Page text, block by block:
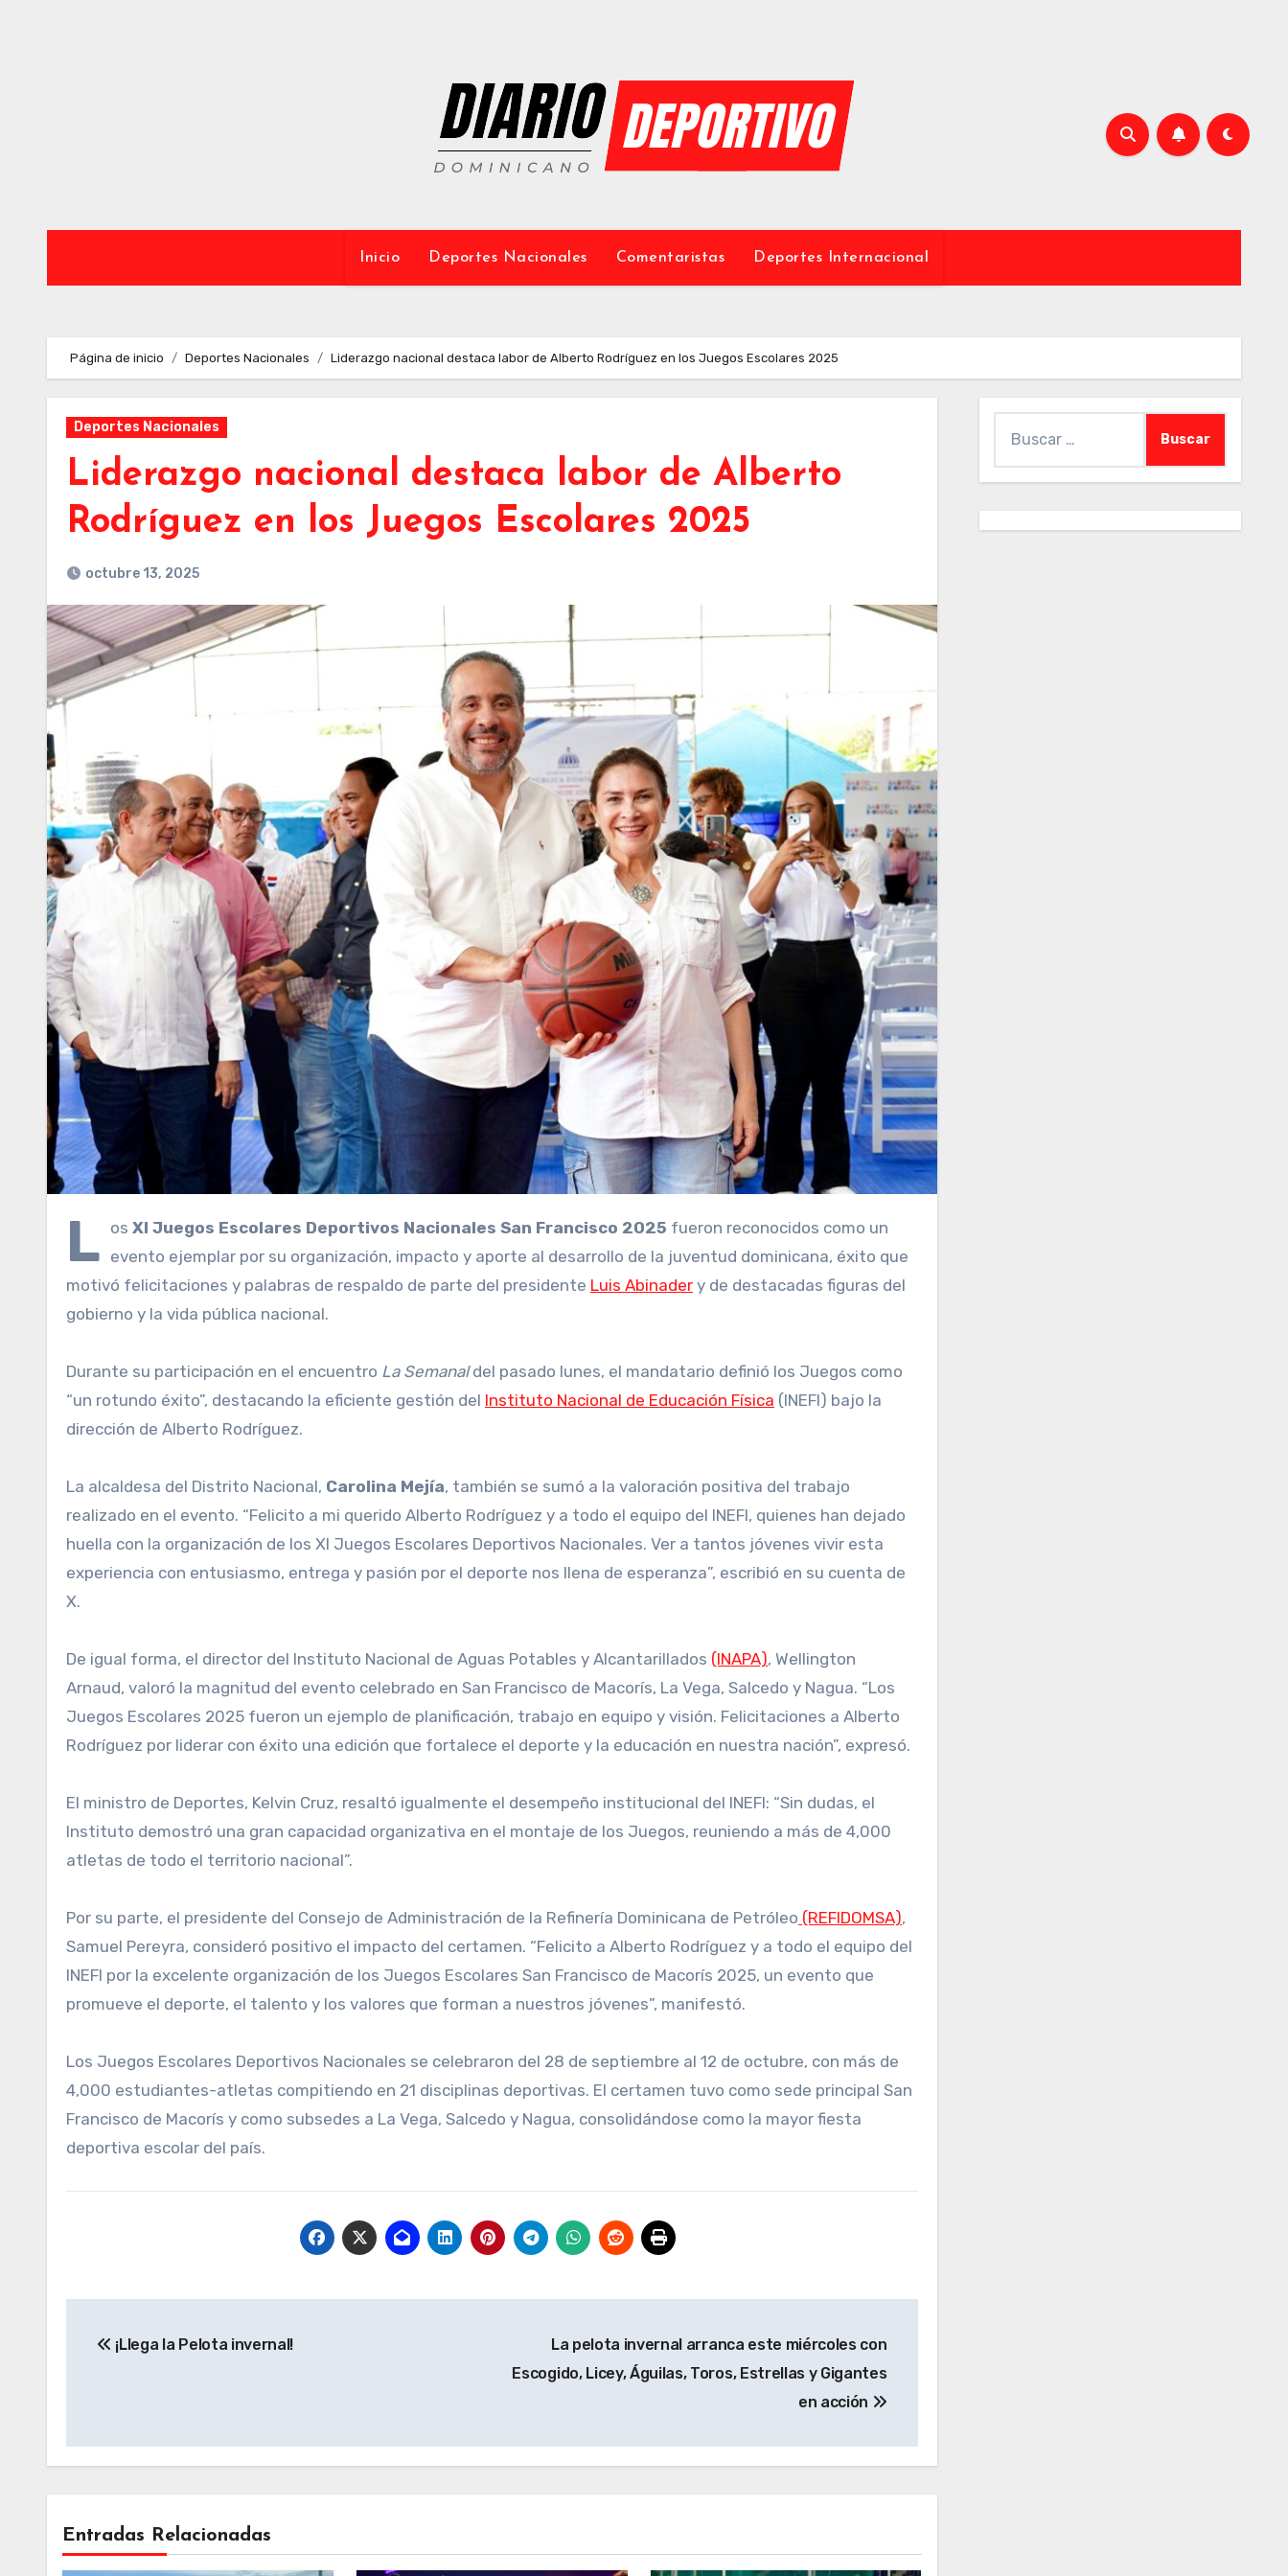
Inicio Deportes Nacionales Comentaristas Deportes Internacional
Página de inicio Deportes Nacionales Liderazgo nacional destaca labor de Alberto Rodríguez en los Juegos Escolares 2025
Deportes Nacionales
Liderazgo nacional destaca labor de Alberto
Rodríguez en los Juegos Escolares 2025
octubre 13, 2025
L os XI Juegos Escolares Deportivos Nacionales San Francisco 2025 fueron reconocidos como un
evento ejemplar por su organización, impacto y aporte al desarrollo de la juventud dominicana, éxito que
motivó felicitaciones y palabras de respaldo de parte del presidente Luis Abinader y de destacadas figuras del
gobierno y la vida pública nacional.
Durante su participación en el encuentro La Semanaldel pasado lunes, el mandatario definió los Juegos como
“un rotundo éxito”, destacando la eficiente gestión del Instituto Nacional de Educación Física (INEFI) bajo la
dirección de Alberto Rodríguez.
La alcaldesa del Distrito Nacional, Carolina Mejía, también se sumó a la valoración positiva del trabajo
realizado en el evento. “Felicito a mi querido Alberto Rodríguez y a todo el equipo del INEFI, quienes han dejado
huella con la organización de los XI Juegos Escolares Deportivos Nacionales. Ver a tantos jóvenes vivir esta
experiencia con entusiasmo, entrega y pasión por el deporte nos llena de esperanza”, escribió en su cuenta de
X.
De igual forma, el director del Instituto Nacional de Aguas Potables y Alcantarillados (INAPA), Wellington
Arnaud, valoró la magnitud del evento celebrado en San Francisco de Macorís, La Vega, Salcedo y Nagua. “Los
Juegos Escolares 2025 fueron un ejemplo de planificación, trabajo en equipo y visión. Felicitaciones a Alberto
Rodríguez por liderar con éxito una edición que fortalece el deporte y la educación en nuestra nación”, expresó.
El ministro de Deportes, Kelvin Cruz, resaltó igualmente el desempeño institucional del INEFI: “Sin dudas, el
Instituto demostró una gran capacidad organizativa en el montaje de los Juegos, reuniendo a más de 4,000
atletas de todo el territorio nacional”.
Por su parte, el presidente del Consejo de Administración de la Refinería Dominicana de Petróleo (REFIDOMSA),
Samuel Pereyra, consideró positivo el impacto del certamen. “Felicito a Alberto Rodríguez y a todo el equipo del
INEFI por la excelente organización de los Juegos Escolares San Francisco de Macorís 2025, un evento que
promueve el deporte, el talento y los valores que forman a nuestros jóvenes”, manifestó.
Los Juegos Escolares Deportivos Nacionales se celebraron del 28 de septiembre al 12 de octubre, con más de
4,000 estudiantes-atletas compitiendo en 21 disciplinas deportivas. El certamen tuvo como sede principal San
Francisco de Macorís y como subsedes a La Vega, Salcedo y Nagua, consolidándose como la mayor fiesta
deportiva escolar del país.
de
¡Llega la Pelota invernal!
La pelota invernal arranca este miércoles con
Escogido, Licey, Águilas, Toros, Estrellas y Gigantes
en acción
Entradas Relacionadas